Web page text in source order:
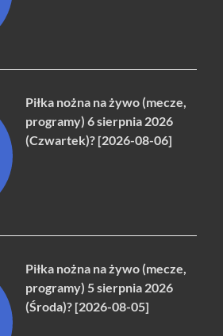
Piłka nożna na żywo (mecze,
programy) 6 sierpnia 2026
(Czwartek)? [2026-08-06]
Piłka nożna na żywo (mecze,
programy) 5 sierpnia 2026
(Środa)? [2026-08-05]